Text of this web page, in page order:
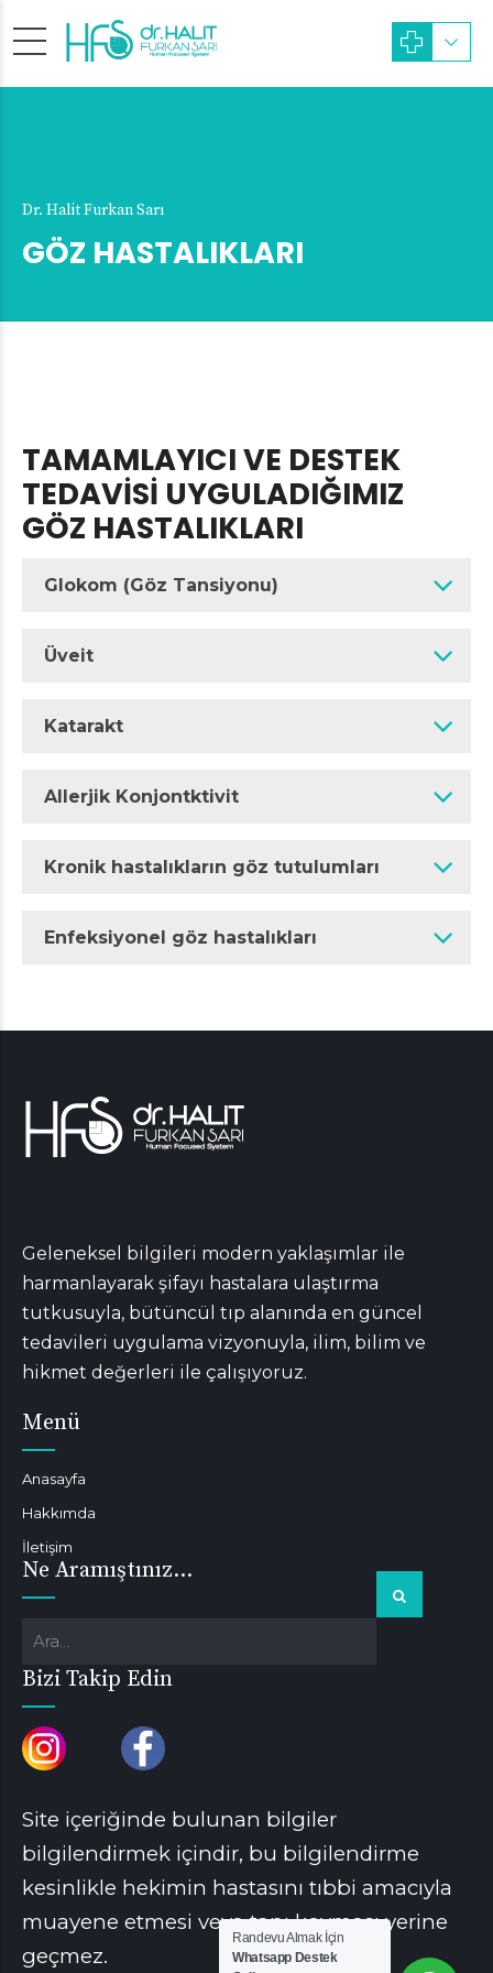
Dr. Halit Furkan Sarı
GÖZ HASTALIKLARI
TAMAMLAYICI VE DESTEK
TEDAVİSİ UYGULADIĞIMIZ
GÖZ HASTALIKLARI
Glokom (Göz Tansiyonu)
Üveit
Katarakt
Allerjik Konjontktivit
Kronik hastalıkların göz tutulumları
Enfeksiyonel göz hastalıkları
Geleneksel bilgileri modern yaklaşımlar ile
harmanlayarak şifayı hastalara ulaştırma
tutkusuyla, bütüncül tıp alanında en güncel
tedavileri uygulama vizyonuyla, ilim, bilim ve
hikmet değerleri ile çalışıyoruz.
Menü
Anasayfa
Hakkımda
İletişim
Ne Aramıştınız…
Bizi Takip Edin
Site içeriğinde bulunan bilgiler
bilgilendirmek içindir, bu bilgilendirme
kesinlikle hekimin hastasını tıbbi amacıyla
muayene etmesi veya tanı koyması yerine
geçmez.
Randevu Almak İçin
Whatsapp Destek